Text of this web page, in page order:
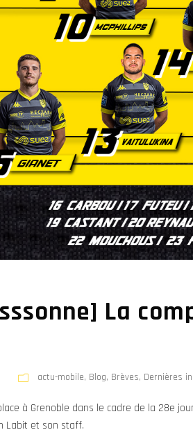
La
actu-mobile, Blog, Brèves, Dernières
à Grenoble dans le cadre de la 28e
Labit et son staff.